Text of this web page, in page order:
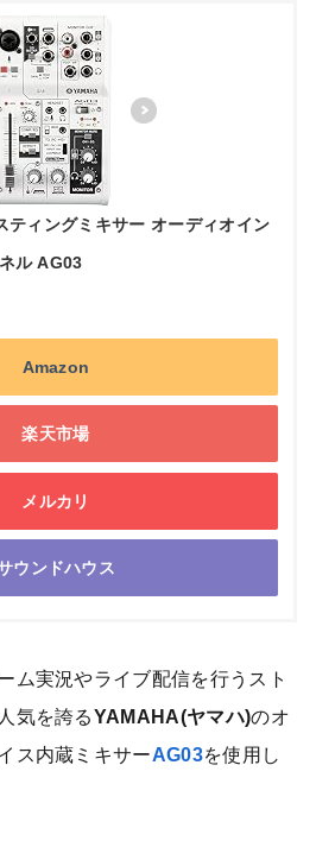
ティングミキサー オーディオイン
ル AG03
Amazon
楽天市場
メルカリ
ウンドハウス
ム実況やライブ配信を行うスト
気を誇るYAMAHA(ヤマハ)のオ
ス内蔵ミキサーAG03を使用し